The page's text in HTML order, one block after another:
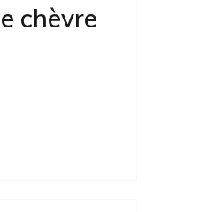
chèvre